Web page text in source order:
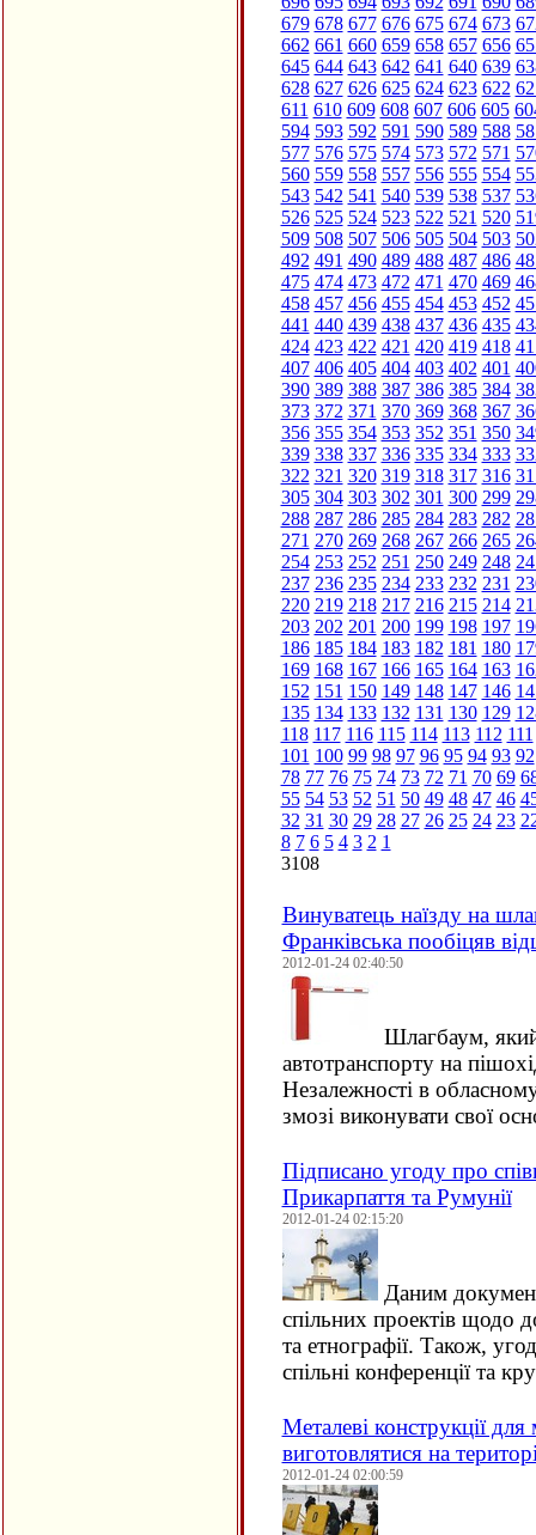
679 678 677 676 675 674 673
662 661 660 659 658 657 656
645 644 643 642 641 640 639
628 627 626 625 624 623 622
611 610 609 608 607 606 605
594 593 592 591 590 589 588
577 576 575 574 573 572 571
560 559 558 557 556 555 554
543 542 541 540 539 538 537
526 525 524 523 522 521 520
509 508 507 506 505 504 503
492 491 490 489 488 487 486
475 474 473 472 471 470 469
458 457 456 455 454 453 452
441 440 439 438 437 436 435
424 423 422 421 420 419 418
407 406 405 404 403 402 401
390 389 388 387 386 385 384
373 372 371 370 369 368 367
356 355 354 353 352 351 350
339 338 337 336 335 334 333
322 321 320 319 318 317 316
305 304 303 302 301 300 299
288 287 286 285 284 283 282
271 270 269 268 267 266 265
254 253 252 251 250 249 248
237 236 235 234 233 232 231
220 219 218 217 216 215 214
203 202 201 200 199 198 197
186 185 184 183 182 181 180
169 168 167 166 165 164 163
152 151 150 149 148 147 146
135 134 133 132 131 130 129
118 117 116 115 114 113 112 111
101 100 99 98 97 96 95 94 93 92
78 77 76 75 74 73 72 71 70 69
55 54 53 52 51 50 49 48 47 46
32 31 30 29 28 27 26 25 24 23
8 7 6 5 4 3 2 1
3108
Винуватець наїзду на
Франківська пообіцяв
2012-01-24 02:40:50
Шлагбаум, який
автотранспорту на
Незалежності в
змозі виконувати свої
Підписано угоду про
Прикарпаття та Румунії
2012-01-24 02:15:20
Даним
спільних проектів щодо
та етнографії. Також,
спільні конференції та
Металеві конструкції
виготовлятися на
2012-01-24 02:00:59